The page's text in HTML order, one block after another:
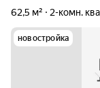
62,5 м²
2-комн.
новостройка